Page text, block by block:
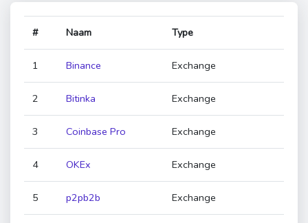
# Naam Type
1 Binance Exchange
2 Bitinka Exchange
3 Coinbase Pro Exchange
4 OKEx Exchange
5 p2pb2b Exchange